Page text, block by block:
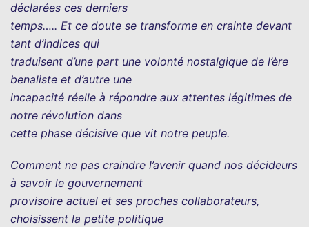
déclarées ces derniers
temps….. Et ce doute se transforme en crainte devant
tant d’indices qui
traduisent d’une part une volonté nostalgique de l’ère
benaliste et d’autre une
incapacité réelle à répondre aux attentes légitimes de
notre révolution dans
cette phase décisive que vit notre peuple.
Comment ne pas craindre l’avenir quand nos décideurs
à savoir le gouvernement
provisoire actuel et ses proches collaborateurs,
choisissent la petite politique